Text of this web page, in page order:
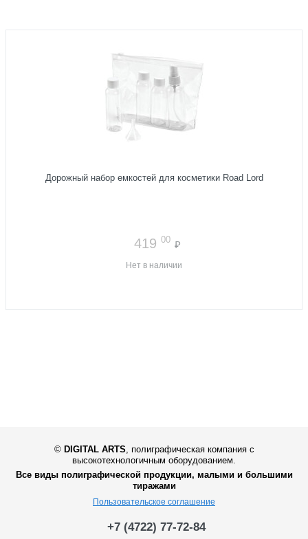
Дорожный набор емкостей для косметики Road Lord
419 00 ₽
Нет в наличии
© DIGITAL ARTS
полиграфическая компания с
высокотехнологичным оборудованием.
Все виды полиграфической продукции, малыми и большими
тиражами
Пользовательское соглашение
+7 (4722) 77-72-84